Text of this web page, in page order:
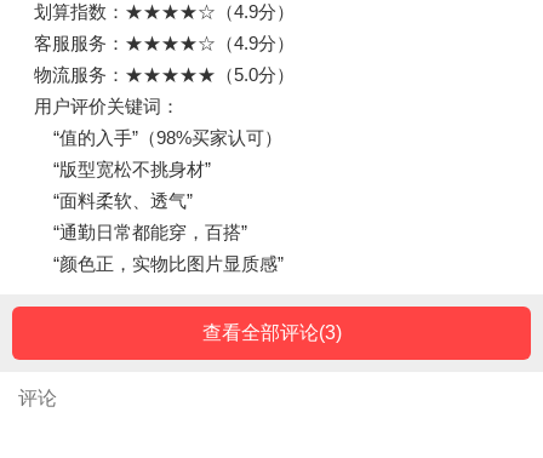
划算指数：★★★★☆（4.9分）
客服服务：★★★★☆（4.9分）
物流服务：★★★★★（5.0分）
用户评价关键词：
“值的入手”（98%买家认可）
“版型宽松不挑身材”
“面料柔软、透气”
“通勤日常都能穿，百搭”
“颜色正，实物比图片显质感”
查看全部评论(3)